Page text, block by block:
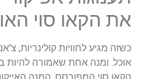
את הקאו סוי
כשזה מגיע לחוויות קולינריות,
אוכל. ומנה אחת שאמורה